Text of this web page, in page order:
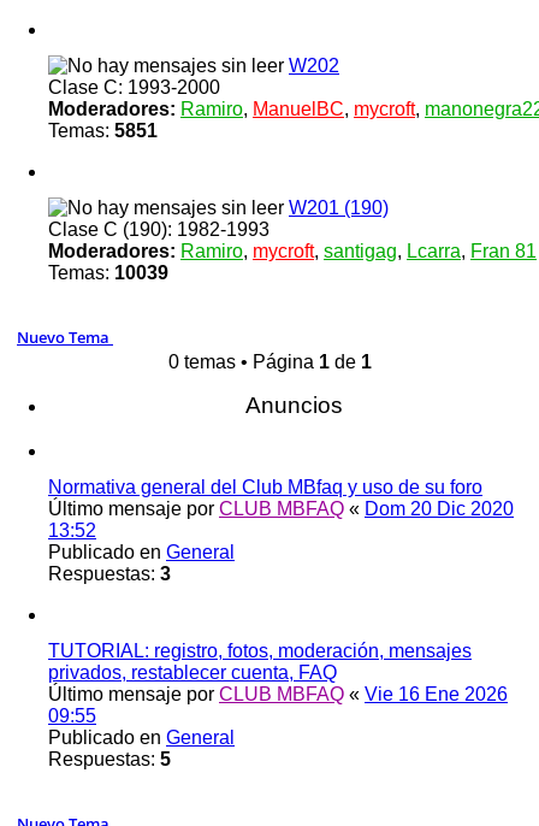
W202
Clase C: 1993-2000
Moderadores: Ramiro, ManuelBC, mycroft,
Temas: 5851
W201 (190)
Clase C (190): 1982-1993
Moderadores: Ramiro, mycroft, santigag, Lcarra, Fran 81
Temas: 10039
Nuevo Tema
0 temas • Página 1de 1
Anuncios
Normativa general del Club MBfaq y uso de su foro
Último mensaje por CLUB MBFAQ « Dom 20 Dic 2020
13:52
Publicado en General
Respuestas: 3
TUTORIAL: registro, fotos, moderación, mensajes
privados, restablecer cuenta, FAQ
Último mensaje por CLUB MBFAQ « Vie 16 Ene 2026
09:55
Publicado en General
Respuestas: 5